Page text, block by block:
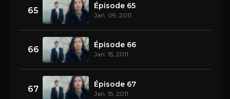
65 Épisode 65
Jan. 09, 2011
66 Épisode 66
Jan. 15, 2011
67 Épisode 67
Jan. 15, 2011